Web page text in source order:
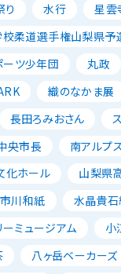
り 水行 星雲
柔道選手権山梨県予
ーツ少年団 丸政
織のなかま展
長田ろみおさん
央市長 南アルプ
化ホール 山梨県
市川和紙 水晶貴
ミュージアム 小
八ヶ岳ベーカーズ